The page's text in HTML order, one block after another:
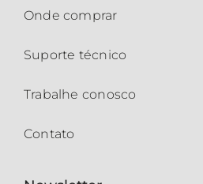
Onde comprar
Suporte técnico
Trabalhe conosco
Contato